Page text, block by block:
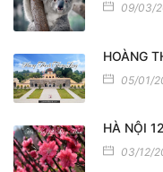
09/03/
HOÀNG
05/01/
HÀ NỘI
03/12/